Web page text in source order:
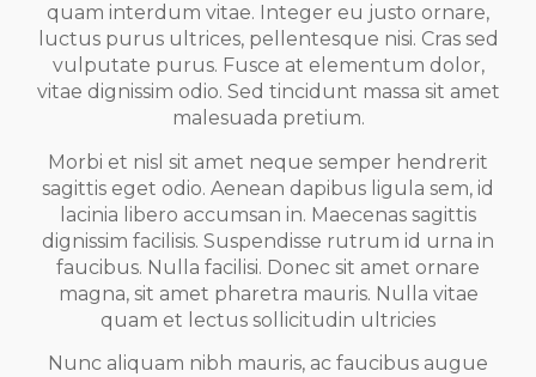
quam interdum vitae. Integer eu justo ornare,
luctus purus ultrices, pellentesque nisi. Cras sed
vulputate purus. Fusce at elementum dolor,
vitae dignissim odio. Sed tincidunt massa sit amet
malesuada pretium.
Morbi et nisl sit amet neque semper hendrerit
sagittis eget odio. Aenean dapibus ligula sem, id
lacinia libero accumsan in. Maecenas sagittis
dignissim facilisis. Suspendisse rutrum id urna in
faucibus. Nulla facilisi. Donec sit amet ornare
magna, sit amet pharetra mauris. Nulla vitae
quam et lectus sollicitudin ultricies
Nunc aliquam nibh mauris, ac faucibus augue